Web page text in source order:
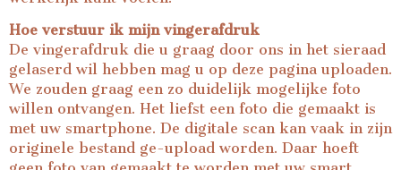
Hoe verstuur ik mijn vingerafdruk
De vingerafdruk die u graag door ons in het sieraad
gelaserd wil hebben mag u op deze pagina uploaden.
We zouden graag een zo duidelijk mogelijke foto
willen ontvangen. Het liefst een foto die gemaakt is
met uw smartphone. De digitale scan kan vaak in zijn
originele bestand ge-upload worden. Daar hoeft